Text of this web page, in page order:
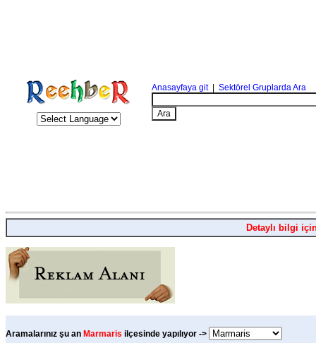
Anasayfaya git| Sektörel Gruplarda Ara
Detaylı bilgi
Aramalarınız şu an Marmaris ilçesinde yapılıyor ->